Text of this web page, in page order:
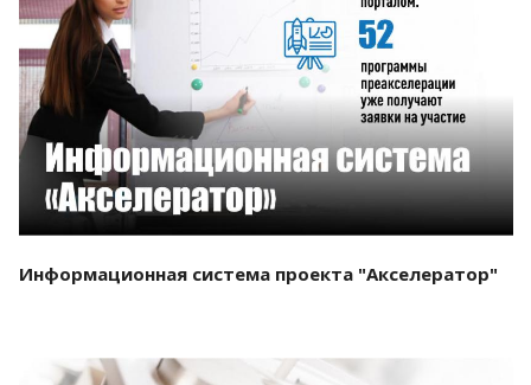
Смотреть проект
Информационная система проекта "Акселератор"